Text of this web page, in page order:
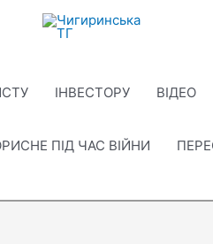
ІНВЕСТОРУ ВІДЕО
ПІД ЧАС ВІЙНИ